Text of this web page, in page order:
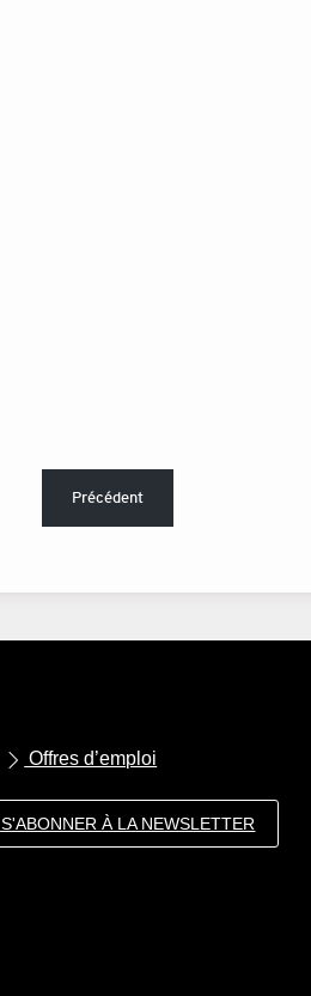
Précédent
Offres d’emploi
S'ABONNER À LA NEWSLETTER